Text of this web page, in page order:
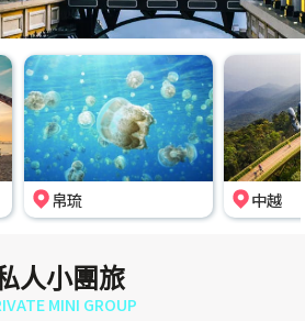
帛琉 中越
人小團旅
MINI GROUP